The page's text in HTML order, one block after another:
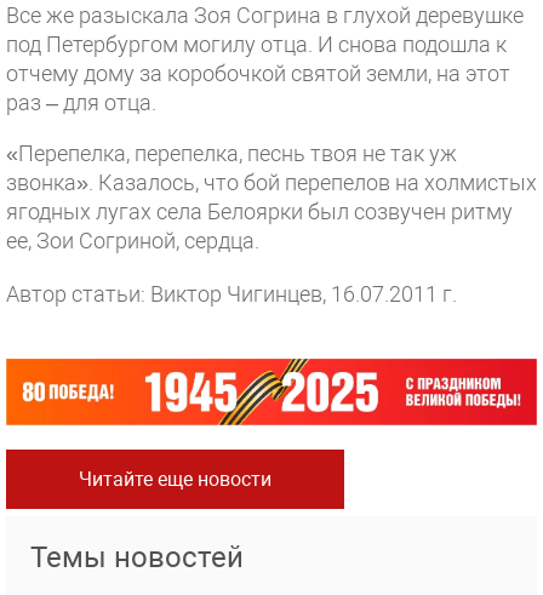
Все же разыскала Зоя Согрина в глухой деревушке
под Петербургом могилу отца. И снова подошла к
отчему дому за коробочкой святой земли, на этот
раз – для отца.
«Перепелка, перепелка, песнь твоя не так уж
звонка». Казалось, что бой перепелов на холмистых
ягодных лугах села Белоярки был созвучен ритму
ее, Зои Согриной, сердца.
Автор статьи: Виктор Чигинцев, 16.07.2011 г.
Читайте еще новости
Темы новостей